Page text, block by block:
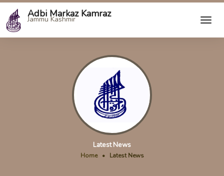
Adbi Markaz Kamraz
Jammu Kashmir
Latest News
Home• Latest News